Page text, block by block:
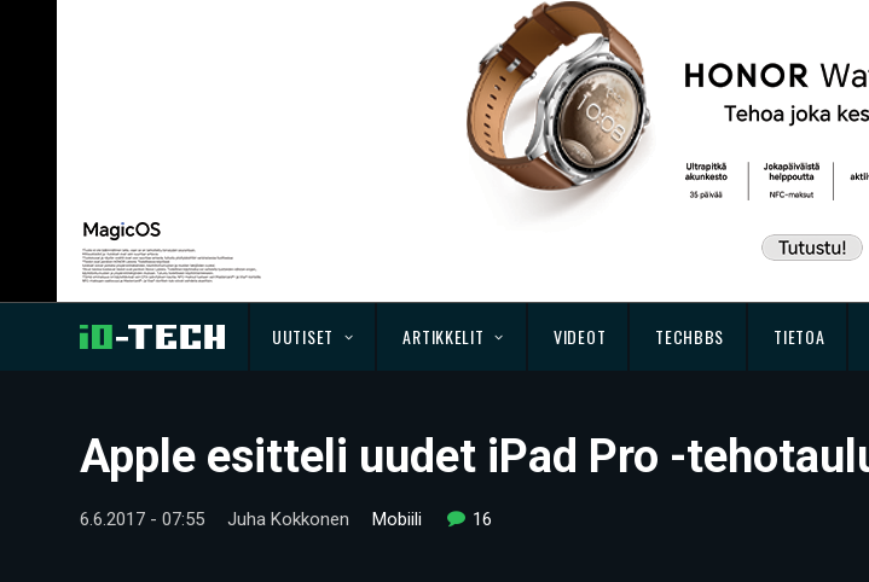
UUTISET ARTIKKELIT VIDEOT TECHBBS TIETOA
Apple esitteli uudet iPad Pro -
6.6.2017 - 07:55 Juha Kokkonen Mobiili 16